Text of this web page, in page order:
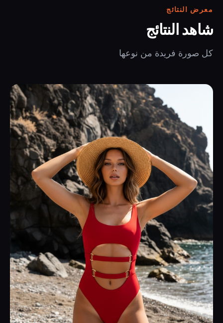
معرض النتائج
شاهد النتائج
كل صورة فريدة من نوعها